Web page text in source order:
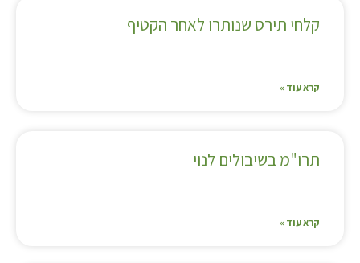
קלחי תירס שנותרו לאחר הקטיף
קרא עוד »
תרו"מ בשיבולים לנוי
קרא עוד »